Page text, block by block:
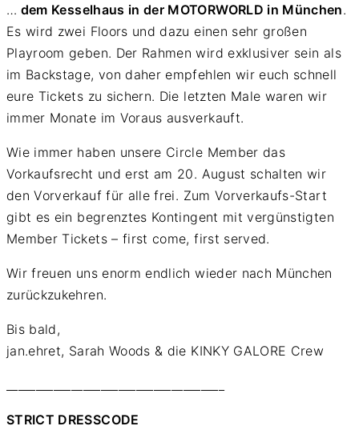
… dem Kesselhaus in der MOTORWORLD in München.
Es wird zwei Floors und dazu einen sehr großen
Playroom geben. Der Rahmen wird exklusiver sein als
im Backstage, von daher empfehlen wir euch schnell
eure Tickets zu sichern. Die letzten Male waren wir
immer Monate im Voraus ausverkauft.
Wie immer haben unsere Circle Member das
Vorkaufsrecht und erst am 20. August schalten wir
den Vorverkauf für alle frei. Zum Vorverkaufs-Start
gibt es ein begrenztes Kontingent mit vergünstigten
Member Tickets – first come, first served.
Wir freuen uns enorm endlich wieder nach München
zurückzukehren.
Bis bald,
jan.ehret, Sarah Woods & die KINKY GALORE Crew
STRICT DRESSCODE